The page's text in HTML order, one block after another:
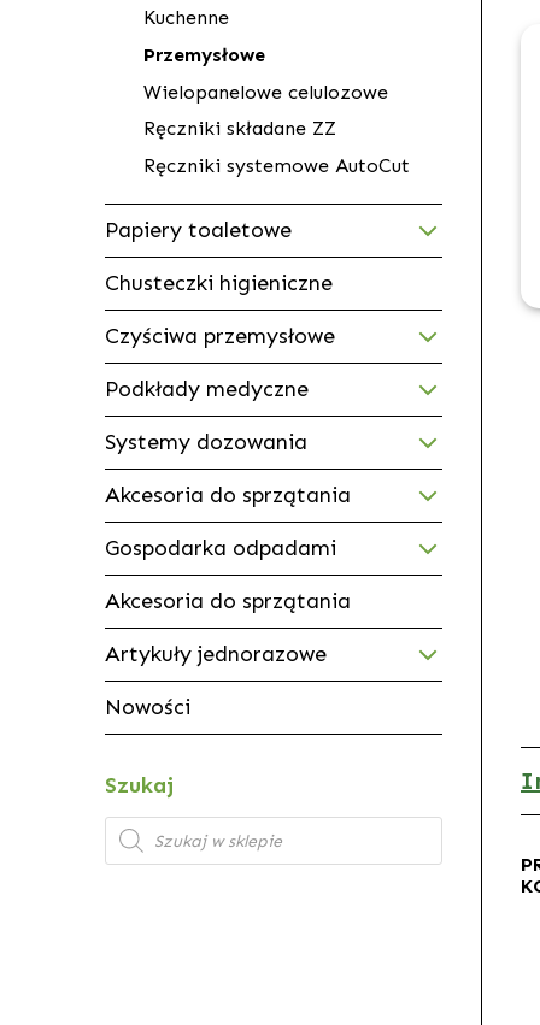
Kuchenne
Przemysłowe
Wielopanelowe celulozowe
Ręczniki składane ZZ
Ręczniki systemowe AutoCut
Papiery toaletowe
Chusteczki higieniczne
Czyściwa przemysłowe
Podkłady medyczne
Systemy dozowania
Akcesoria do sprzątania
Gospodarka odpadami
Akcesoria do sprzątania
Artykuły jednorazowe
Nowości
Szukaj
Wyszukiwarka
produktów